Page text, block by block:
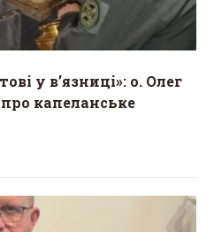
у вʼязниці»: о. Олег
капеланське